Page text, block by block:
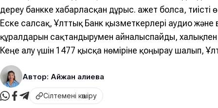
дереу банкке хабарласқан дұрыс. Қажет болса, тиісті
Еске салсақ, Ұлттық Банк қызметкерлері аудио
құралдарын сақтандырумен айналыспайды,
Кеңе алу үшін 1477 қысқа нөміріне қоңырау шалып,
Автор: Айжан Қалиева
Сілтемені көшіру